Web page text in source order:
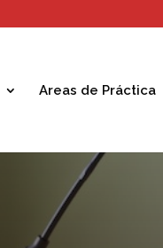
Areas de Práctica